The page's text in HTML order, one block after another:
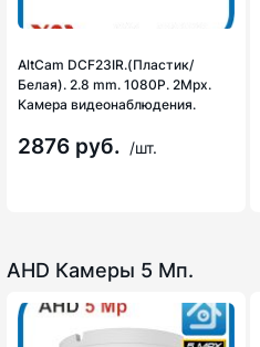
AltCam DCF23IR.(Пластик/
Белая). 2.8 mm. 1080P. 2Mpx.
Камера видеонаблюдения.
2876 руб. /шт.
AHD Камеры 5 Мп.